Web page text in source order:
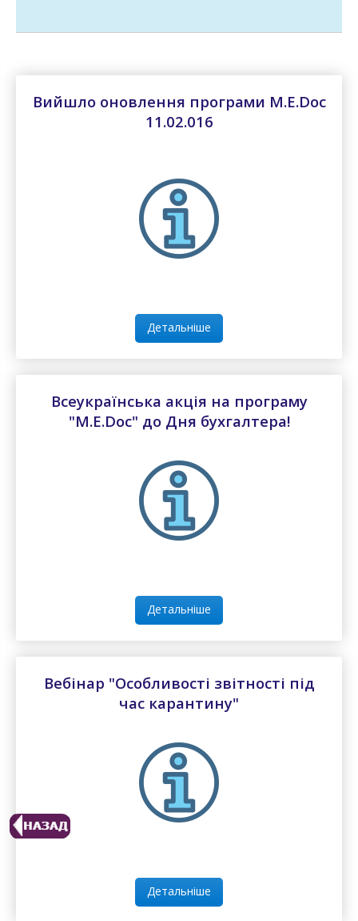
Вийшло оновлення програми M.E.Doc
11.02.016
Детальніше
Всеукраїнська акція на програму
"M.E.Doc" до Дня бухгалтера!
Детальніше
Вебінар "Особливості звітності під
час карантину"
Детальніше